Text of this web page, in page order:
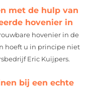
met de hulp van
hovenier in
hovenier in de
hoeft u in principe niet
Eric Kuijpers.
bij een echte